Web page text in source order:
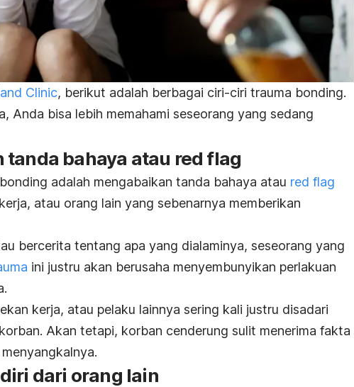
Clinic, berikut adalah berbagai ciri-ciri trauma bonding.
Anda bisa lebih memahami seseorang yang sedang
tanda bahaya atau red flag
adalah mengabaikan tanda bahaya atau red flag
atau orang lain yang sebenarnya memberikan
bercerita tentang apa yang dialaminya, seseorang yang
ini justru akan berusaha menyembunyikan perlakuan
kerja, atau pelaku lainnya sering kali justru disadari
Akan tetapi, korban cenderung sulit menerima fakta
dari orang lain